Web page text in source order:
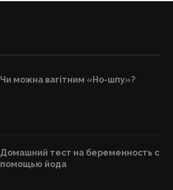
Чи можна вагітним «Но-шпу»?
Домашний тест на беременность с
помощью йода